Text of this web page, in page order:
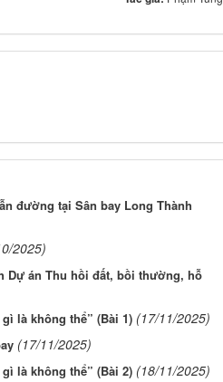
đường tại Sân bay Long Thành
2025)
Dự án Thu hồi đất, bồi thường, hỗ
là không thể” (Bài 1) (17/11/2025)
(17/11/2025)
là không thể” (Bài 2) (18/11/2025)